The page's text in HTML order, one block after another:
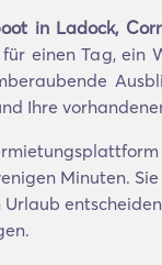
in Ladock,
einen Tag, ein
Ihre
Minuten.